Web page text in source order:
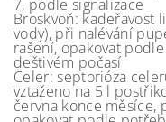
7, podle signalizace
Broskvoň: kadeřavost
vody), při nalévání
rašení, opakovat
deštivém počasí
Celer: septorióza
vztaženo na 5 l
června konce měsíce,